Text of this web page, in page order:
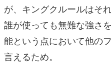
が、キングクルールはそ
誰が使っても無難な強さ
能という点において他の
言えるため。